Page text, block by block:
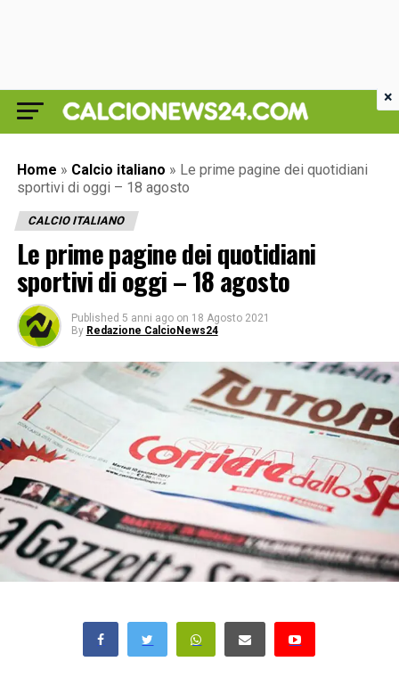
Home » Calcio italiano » Le prime pagine dei quotidiani
sportivi di oggi – 18 agosto
CALCIO ITALIANO
Le prime pagine dei quotidiani
sportivi di oggi – 18 agosto
Published 5 anni ago on 18 Agosto 2021
By Redazione CalcioNews24
×